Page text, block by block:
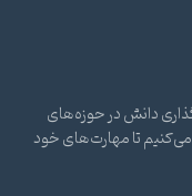
دانش در حوزه‌های
تا مهارت‌های خود